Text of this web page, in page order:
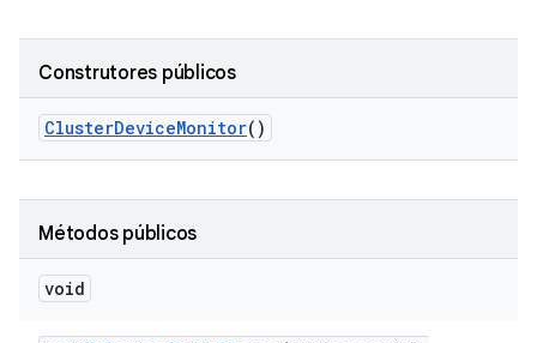
Construtores públicos
ClusterDeviceMonitor()
Métodos públicos
void